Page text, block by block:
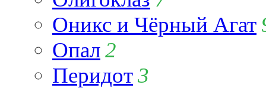
Оникс и Чёрный Агат
Опал2
Перидот3